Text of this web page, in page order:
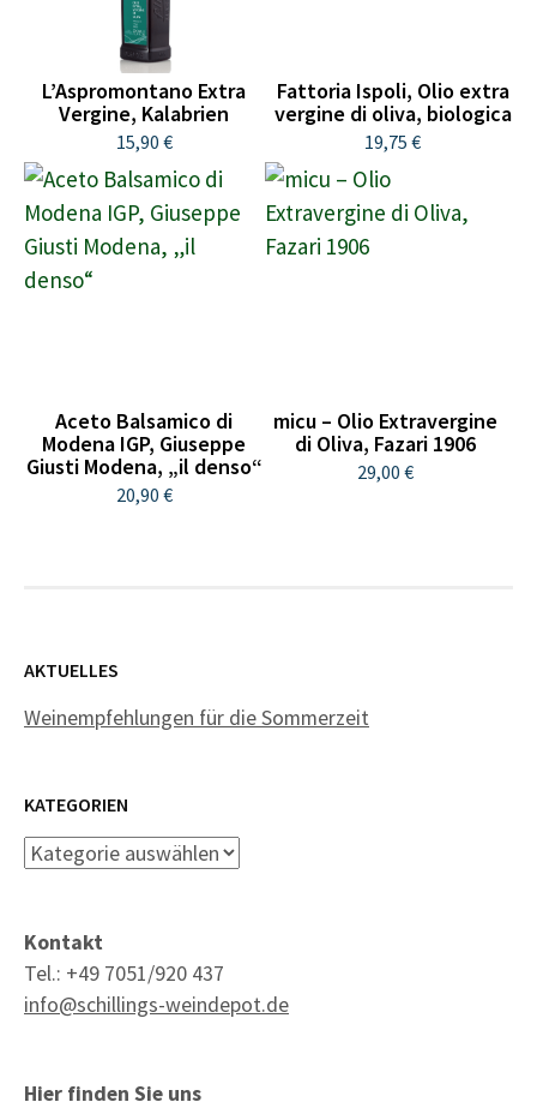
L’Aspromontano Extra
Vergine, Kalabrien
15,90 €
Fattoria Ispoli, Olio extra
vergine di oliva, biologica
19,75 €
Aceto Balsamico di
Modena IGP, Giuseppe
Giusti Modena, „il denso“
20,90 €
micu – Olio Extravergine
di Oliva, Fazari 1906
29,00 €
AKTUELLES
Weinempfehlungen für die Sommerzeit
KATEGORIEN
Kategorien
Kontakt
Tel.: +49 7051/920 437
info@schillings-weindepot.de
Hier finden Sie uns